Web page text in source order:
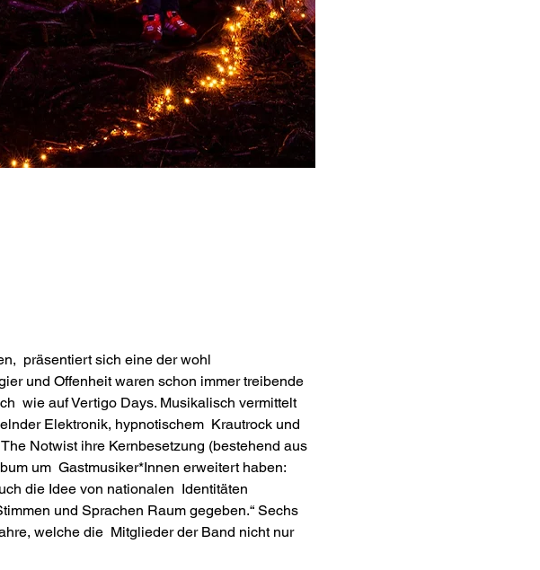
präsentiert sich eine der wohl
und Offenheit waren schon immer treibende
wie auf Vertigo Days. Musikalisch vermittelt
Elektronik, hypnotischem  Krautrock und
Notwist ihre Kernbesetzung (bestehend aus
um  Gastmusiker*Innen erweitert haben:
die Idee von nationalen  Identitäten
und Sprachen Raum gegeben.“ Sechs
welche die  Mitglieder der Band nicht nur